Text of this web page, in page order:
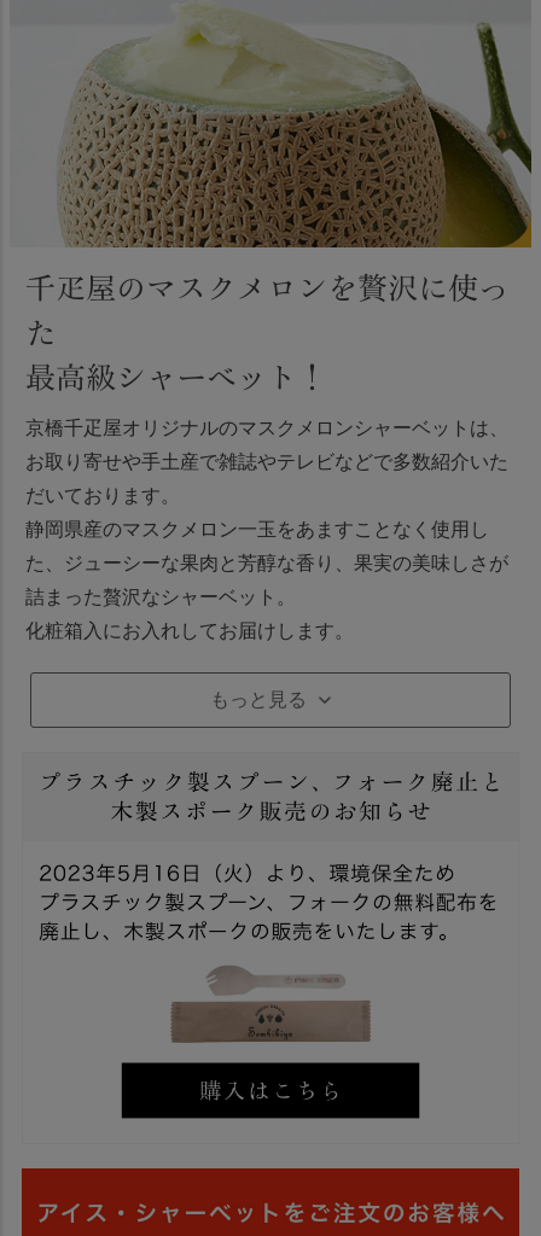
千疋屋のマスクメロンを贅沢に使っ
た
最高級シャーベット！
京橋千疋屋オリジナルのマスクメロンシャーベットは、
お取り寄せや手土産で雑誌やテレビなどで多数紹介いた
だいております。
静岡県産のマスクメロン一玉をあますことなく使用し
た、ジューシーな果肉と芳醇な香り、果実の美味しさが
詰まった贅沢なシャーベット。
化粧箱入にお入れしてお届けします。
もっと見る